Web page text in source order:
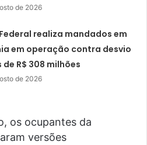
de 2026
realiza mandados em
em operação contra desvio
de R$ 308 milhões
de 2026
os ocupantes da
versões